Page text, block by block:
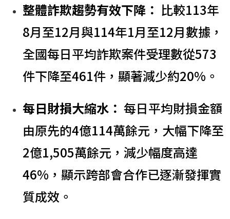
整體詐欺趨勢有效下降： 比較113年
8月至12月與114年1月至12月數據，
全國每日平均詐欺案件受理數從573
件下降至461件，顯著減少約20%。
每日財損大縮水： 每日平均財損金額
由原先的4億114萬餘元，大幅下降至
2億1,505萬餘元，減少幅度高達
46%，顯示跨部會合作已逐漸發揮實
質成效。